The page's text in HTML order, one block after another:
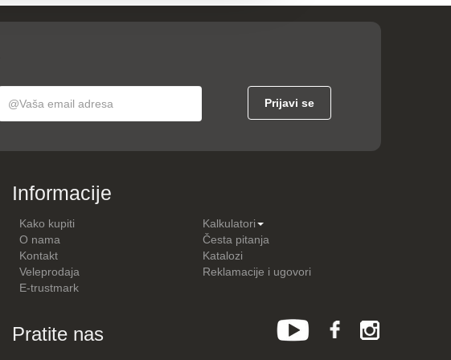
Informacije
Kako kupiti
Kalkulatori
O nama
Česta pitanja
Kontakt
Katalozi
Veleprodaja
Reklamacije i ugovori
E-trustmark
Pratite nas